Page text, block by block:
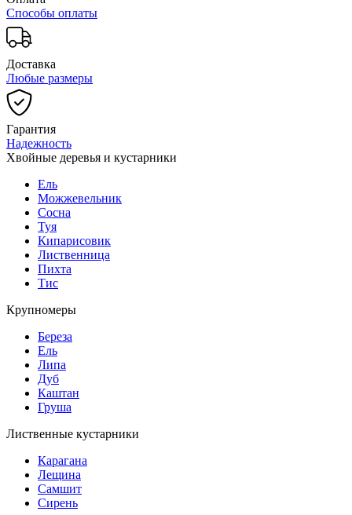
Способы оплаты
Доставка
Любые размеры
Гарантия
Надежность
Хвойные деревья и кустарники
Ель
Можжевельник
Сосна
Туя
Кипарисовик
Лиственница
Пихта
Тис
Крупномеры
Береза
Ель
Липа
Дуб
Каштан
Груша
Лиственные кустарники
Карагана
Лещина
Самшит
Сирень